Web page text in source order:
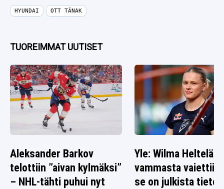
HYUNDAI OTT TÄNAK
TUOREIMMAT UUTISET
Aleksander Barkov
telottiin ”aivan kylmäksi”
– NHL-tähti puhui nyt
Yle: Wilma Heltelän
vammasta vaiettiin
se on julkista tietoa